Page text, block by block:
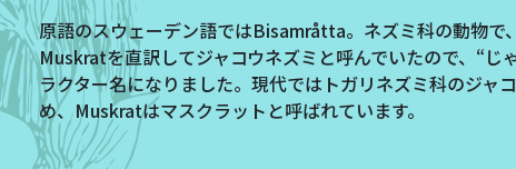
原語のスウェーデン語ではBisamråtta。ネズミ科の動物で
Muskratを直訳してジャコウネズミと呼んでいたので、“じ
ラクター名になりました。現代ではトガリネズミ科のジャ
め、Muskratはマスクラットと呼ばれています。